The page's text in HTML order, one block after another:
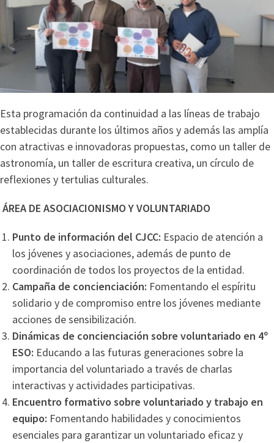
Esta programación da continuidad a las líneas de trabajo
establecidas durante los últimos años y además las amplía
con atractivas e innovadoras propuestas, como un taller de
astronomía, un taller de escritura creativa, un círculo de
reflexiones y tertulias culturales.
ÁREA DE ASOCIACIONISMO Y VOLUNTARIADO
Punto de información del CJCC: Espacio de atención a
los jóvenes y asociaciones, además de punto de
coordinación de todos los proyectos de la entidad.
Campaña de concienciación: Fomentando el espíritu
solidario y de compromiso entre los jóvenes mediante
acciones de sensibilización.
Dinámicas de concienciación sobre voluntariado en 4º
ESO: Educando a las futuras generaciones sobre la
importancia del voluntariado a través de charlas
interactivas y actividades participativas.
Encuentro formativo sobre voluntariado y trabajo en
equipo: Fomentando habilidades y conocimientos
esenciales para garantizar un voluntariado eficaz y